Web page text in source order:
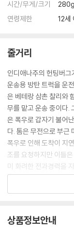
시간/무게/크기
연령제한
12세
줄거리
인디애나주의 헌팅버
운송용 방탄 트럭을 운
은 베테랑 삼촌 찰리와
무를 맡고 운송 중이다.
은 폭우로 갑자기 불어
다. 톰은 무전으로 부근
폭우로 인해 도착이 지
조를 요청하지만 이들
미 화려한 전과경력을
를 탈취하기 위해 구조
났으니 실종신고는 무
을 잃는다. 현금 300만
상품정보안내